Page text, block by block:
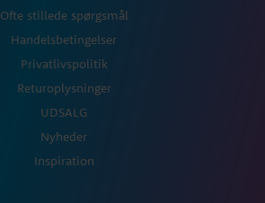
Ofte stillede spørgsmål
Handelsbetingelser
Privatlivspolitik
Returoplysninger
UDSALG
Nyheder
Inspiration